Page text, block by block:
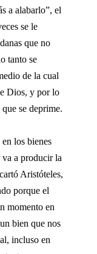
a alabarlo”, el
se le
que no
tanto se
de la cual
Dios, y por lo
se deprime.
los bienes
va a producir la
Aristóteles,
porque el
momento en
bien que nos
incluso en